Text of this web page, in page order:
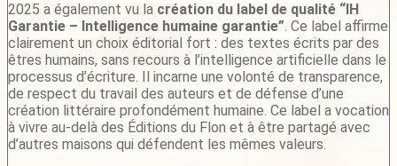
2025 a également vu la création du label de qualité “IH
Garantie – Intelligence humaine garantie”. Ce label affirme
clairement un choix éditorial fort : des textes écrits par des
êtres humains, sans recours à l’intelligence artificielle dans le
processus d’écriture. Il incarne une volonté de transparence,
de respect du travail des auteurs et de défense d’une
création littéraire profondément humaine. Ce label a vocation
à vivre au-delà des Éditions du Flon et à être partagé avec
d’autres maisons qui défendent les mêmes valeurs.